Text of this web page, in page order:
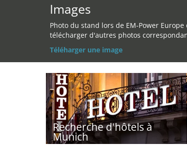
Images
Photo du stand lors de EM-Power Europe
télécharger d'autres photos
Téléharger une image
Recherche d'hôtels à
Munich